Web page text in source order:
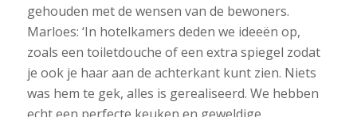
gehouden met de wensen van de bewoners.
Marloes: ‘In hotelkamers deden we ideeën op,
zoals een toiletdouche of een extra spiegel zodat
je ook je haar aan de achterkant kunt zien. Niets
was hem te gek, alles is gerealiseerd. We hebben